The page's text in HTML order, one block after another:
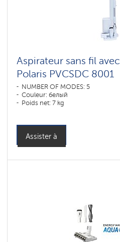
Aspirateur sans fil
Polaris PVCSDC 8001
NUMBER OF MODES: 5
Couleur: белый
Poids net: 7 kg
Assister à